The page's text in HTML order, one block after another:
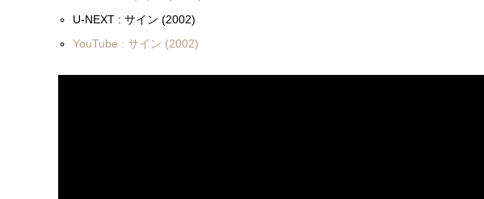
U-NEXT : サイン (2002)
YouTube : サイン (2002)